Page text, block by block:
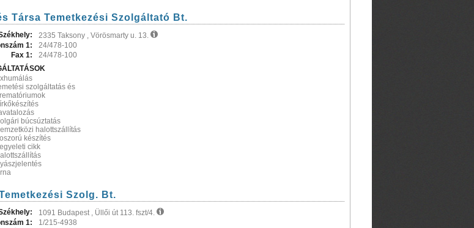
Társa Temetkezési Szolgáltató Bt.
2335 Taksony , Vörösmarty u. 13.
1:
24/478-100
Fax 1:
24/478-100
szolgáltatás és
búcsúztatás
halottszállítás
készítés
cikk
Szolg. Bt.
1091 Budapest , Üllői út 113. fszt/4.
1:
1/215-4938